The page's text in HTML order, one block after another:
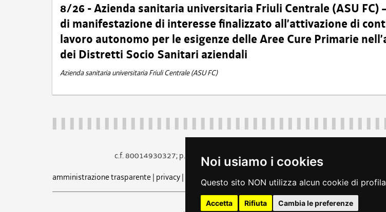
Noi usiamo i cookies
Questo sito NON utilizza alcun cookie di
Accetta Rifiuta Cambia le preferenze
8/26 - Azienda sanitaria universitaria Friuli Centrale (ASU FC)
di manifestazione di interesse finalizzato all’attivazione di
lavoro autonomo per le esigenze delle Aree Cure Primarie
dei Distretti Socio Sanitari aziendali
Azienda sanitaria universitaria Friuli Centrale (ASU FC)
c.f. 80014930327; p.iva 00526040324
piazza Unità d'Italia 1 Trieste
amministrazione trasparente| privacy| cookie note legali | accessibilità rss dichiarazione di